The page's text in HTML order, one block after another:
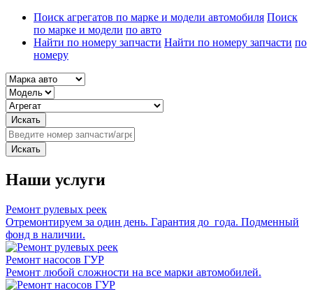
Поиск агрегатов по марке и модели автомобиля Поиск
по марке и модели по авто
Найти по номеру запчасти Найти по номеру запчасти по
номеру
Искать
Искать
Наши услуги
Ремонт рулевых реек
Отремонтируем за один день. Гарантия до года. Подменный
фонд в наличии.
Ремонт насосов ГУР
Ремонт любой сложности на все марки автомобилей.